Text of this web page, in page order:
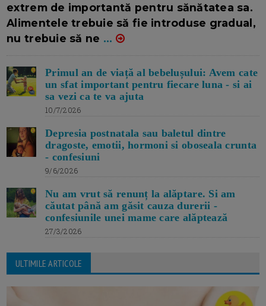
extrem de importantă pentru sănătatea sa.
Alimentele trebuie să fie introduse gradual,
nu trebuie să ne ...
Primul an de viață al bebelușului: Avem cate
un sfat important pentru fiecare luna - si ai
sa vezi ca te va ajuta
10/7/2026
Depresia postnatala sau baletul dintre
dragoste, emotii, hormoni si oboseala crunta
- confesiuni
9/6/2026
Nu am vrut să renunț la alăptare. Si am
căutat până am găsit cauza durerii -
confesiunile unei mame care alăptează
27/3/2026
ULTIMILE ARTICOLE